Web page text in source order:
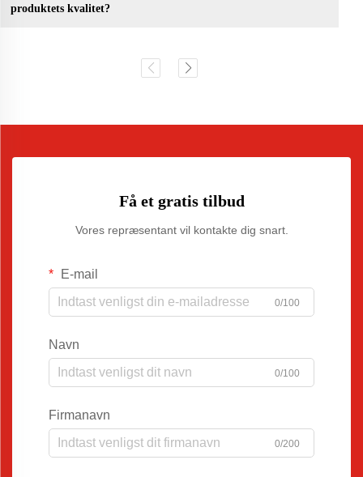
produktets kvalitet?
Få et gratis tilbud
Vores repræsentant vil kontakte dig snart.
E-mail
0/100
Navn
0/100
Firmanavn
0/200